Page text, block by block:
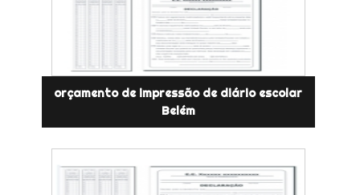
orçamento de impressão de diário escolar
Belém